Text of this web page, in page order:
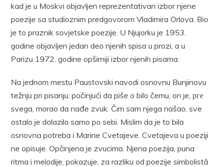
kad je u Moskvi objavljen reprezentativan izbor njene
poezije sa studioznim predgovorom Vladimira Orlova. Bio
je to praznik sovjetske poezije. U Njujorku je 1953.
godine objavljen jedan deo njenih spisa u prozi, a u
Parizu 1972. godine opširniji izbor njenih pisama.
Na jednom mestu Paustovski navodi osnovnu Bunjinovu
težnju pri pisanju: počinjući da piše o bilo čemu, on je, рге
svega, morao da nađe zvuk. Čim sam njega našao, sve
ostalo je dolazilo samo po sebi. Mislim da je to bila
osnovna potreba i Marine Cvetajeve. Cvetajeva u poeziji
ne opisuje. Opčinjena je zvucima. Njena poezija, puna
ritma i melodije, pokazuje, za razliku od poezije simbolistâ